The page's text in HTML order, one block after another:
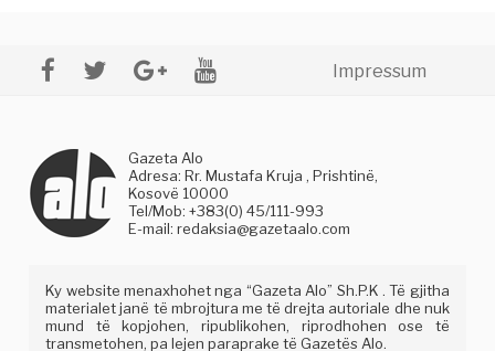
Impressum
Gazeta Alo
Adresa: Rr. Mustafa Kruja , Prishtinë,
Kosovë 10000
Tel/Mob: +383(0) 45/111-993
E-mail:redaksia@gazetaalo.com
Ky website menaxhohet nga “Gazeta Alo” Sh.P.K . Të gjitha
materialet janë të mbrojtura me të drejta autoriale dhe nuk
mund të kopjohen, ripublikohen, riprodhohen ose të
transmetohen, pa lejen paraprake të Gazetës Alo.